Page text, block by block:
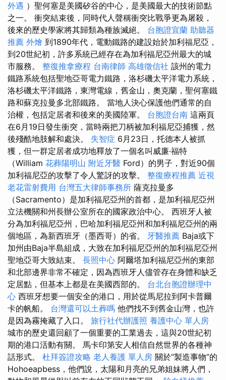
外遇 ）聖何塞是美國矽谷的中心，是美國最大的技術節點
之一。 衝突結束後，同時代人聲稱衝突比戰爭更為屠殺，
後來的歷史學家將其歸類為種族滅絕。 台胞證宜蘭 助聽器
推薦 外燴 到1890年代，電動鐵路的建設始於加利福尼亞，
到20世紀初，許多系統已經存在為加利福尼亞州最大的城
市服務。 整復推拿療程 台南律師 高雄徵信社 該州的電力
鐵路系統包括聖地亞哥電力鐵路，洛杉磯太平洋電力系統，
洛杉磯太平洋鐵路，東灣電線，舊金山，奧克蘭，聖何塞鐵
路和蘇克拉曼多北部鐵路。 當地人決心保護他們通常的自
治權，包括定居者和後來的美國陸軍。 台胞證台南 這兩頁
在6月19日發生衝突，當時兩把刀柄被加利福尼亞捕獲，然
後殘酷地肢解和處決。 失智症 6月23日，托德本人被抓
獲，但一群定居者成功地釋放了一個名叫威廉·福特
（William 花葬陽明山 附近牙醫 Ford）的男子，對近90個
加利福尼亞的攻擊了令人驚訝的攻擊。 整復療程推薦 近視
老花雷射費用 台灣五大律師事務所 薩克拉曼多
（Sacramento）是加利福尼亞州的首都，是加利福尼亞州
立法機關和州長辦公室所在的國家政治中心。 西班牙人被
分為加利福尼亞州，巴哈加利福尼亞州和加利福尼亞州的兩
個地區，為新西班牙（墨西哥）的省。 牙醫推薦 Baja或下
加州由Baja半島組成，大致在加利福尼亞州的加利福尼亞州
聖地亞哥大致結束。 長照中心 阿爾塔加利福尼亞州的東部
和北部邊界非常不確定，因為西班牙人儘管存在身體和缺乏
定居點，但基本上都是在美國西部的。 台北台胞證辦理中
心 西班牙想要一個安全的港口，用於從馬尼拉到阿卡普爾
卡的帆船。 台灣還可以土葬嗎 他們找不到舊金山灣，也許
是因為霧掩藏了入口。 旅行社代辦護照 養護中心 單人房
城市的歷史還回顧了一個重要的工業過去，這與20世紀初
期的港口活動有關。 馬卡印第安人相信自然世界的各種神
話形式。 杜拜簽證攻略 老人養護 單人房 關於“製造事物”的
Hohoeapbess，他們說，太陽和月亮的兄弟姐妹將人們，